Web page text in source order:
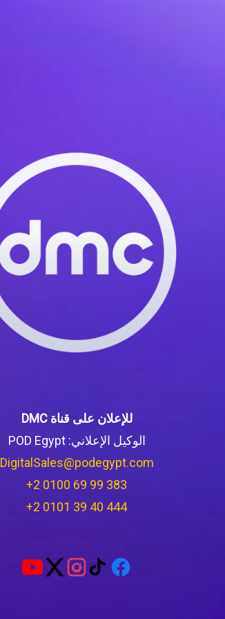
للإعلان على قناة DMC
الوكيل الإعلاني: POD Egypt
DigitalSales@podegypt.com
‪+2 0100 69 99 383‬
‪+2 0101 39 40 444‬